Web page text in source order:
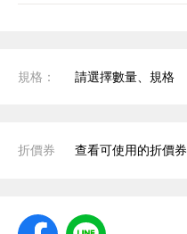
規格： 請選擇數量、規格
折價券 查看可使用的折價券